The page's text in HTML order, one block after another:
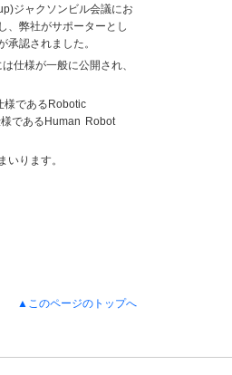
ジャクソンビル会議にお
、弊社がサポーターとし
認されました。
仕様が一般に公開され、
様であるRobotic
であるHuman Robot
ります。
▲このページのトップへ